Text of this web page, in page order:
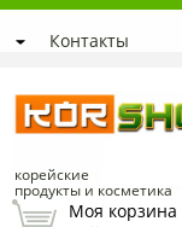
Контакты
корейские
продукты и косметика
Моя корзина